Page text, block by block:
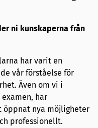
ni kunskaperna från
har varit en
vår förståelse för
Även om vi i
har
öppnat nya möjligheter
professionellt.